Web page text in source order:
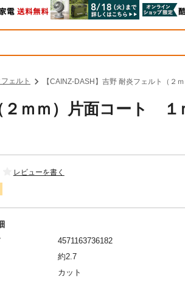
ェルト 【CAINZ-DASH】吉野 耐炎フェルト（２
２ｍｍ）片面コート １
レビューを書く
4571163736182
約2.7
カット